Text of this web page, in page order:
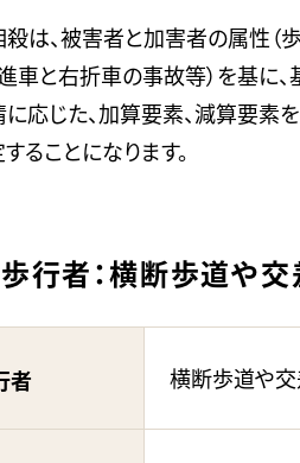
は、被害者と加害者の属性（
車と右折車の事故等）を基に
応じた、加算要素、減算要
ることになります。
歩行者：横断歩道や
者 横断歩道や